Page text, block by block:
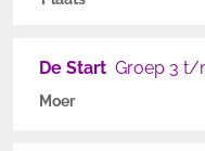
De Start Groep 3 t/
Moer